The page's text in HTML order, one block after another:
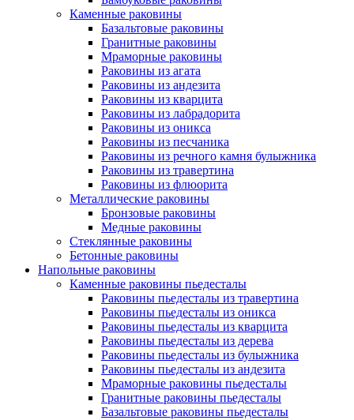
Каменные раковины
Базальтовые раковины
Гранитные раковины
Мраморные раковины
Раковины из агата
Раковины из андезита
Раковины из кварцита
Раковины из лабрадорита
Раковины из оникса
Раковины из песчаника
Раковины из речного камня булыжника
Раковины из травертина
Раковины из флюорита
Металлические раковины
Бронзовые раковины
Медные раковины
Стеклянные раковины
Бетонные раковины
Напольные раковины
Каменные раковины пьедесталы
Раковины пьедесталы из травертина
Раковины пьедесталы из оникса
Раковины пьедесталы из кварцита
Раковины пьедесталы из дерева
Раковины пьедесталы из булыжника
Раковины пьедесталы из андезита
Мраморные раковины пьедесталы
Гранитные раковины пьедесталы
Базальтовые раковины пьедесталы